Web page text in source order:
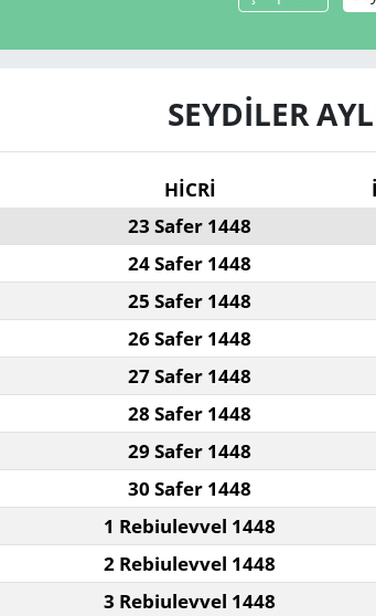
SEYDILER
HİCRİ
23 Safer 1448
24 Safer 1448
25 Safer 1448
26 Safer 1448
27 Safer 1448
28 Safer 1448
29 Safer 1448
30 Safer 1448
1 Rebiulevvel 1448
2 Rebiulevvel 1448
3 Rebiulevvel 1448